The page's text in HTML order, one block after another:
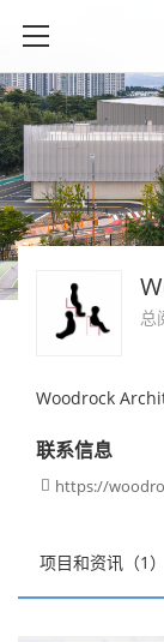
项目和资讯（1）
总
Woodrock
联系信息
 https://